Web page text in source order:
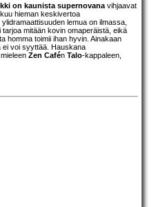
on kaunista supernovana vihjaavat
hieman keskivertoa
lemua on ilmassa,
mitään kovin omaperäistä, eikä
homma toimii ihan hyvin. Ainakaan
ei voi syyttää. Hauskana
Zen Cafén Talo-kappaleen,